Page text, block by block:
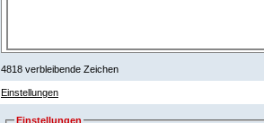
4818 verbleibende Zeichen
Einstellungen
Einstellungen